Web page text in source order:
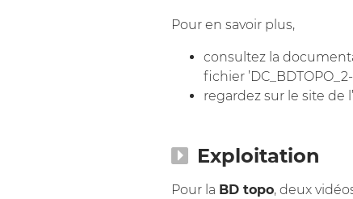
Pour en savoir plus,
consultez la
fichier ’DC_BDTOPO_2-
regardez sur le site de l’
Exploitation
Pour la BD topo, deux